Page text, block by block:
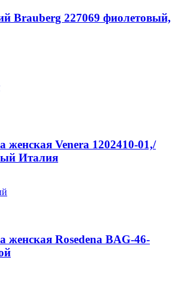
Brauberg 227069 фиолетовый,
женская Venera 1202410-01,/
Италия
женская Rosedena BAG-46-